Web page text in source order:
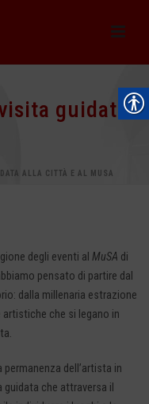
guidata
ALLA CITTÀ E AL MUSA
degli eventi al MuSA di
pensato di partire dal
dalla millenaria estrazione
artistiche che si legano in
dell’artista in
che attraversa il